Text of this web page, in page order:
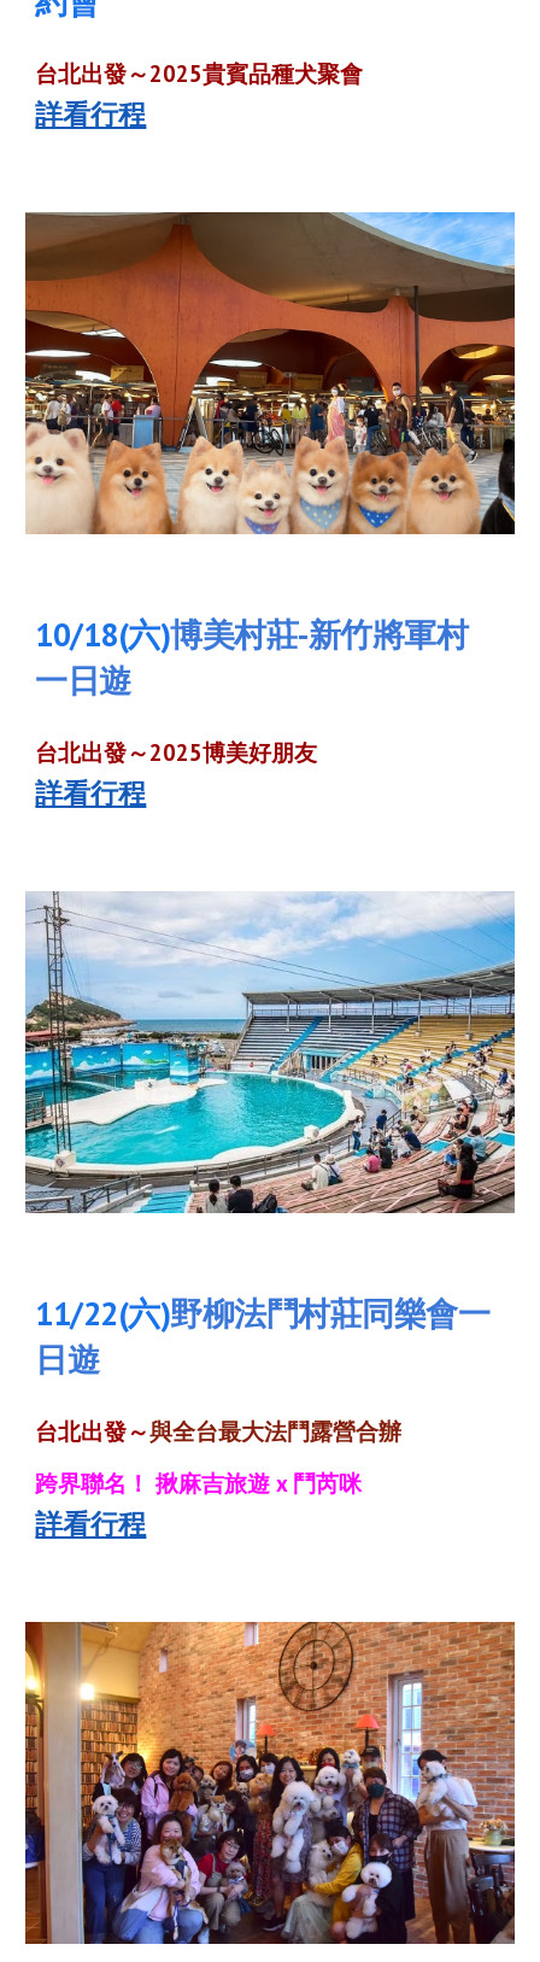
台北出發～2025貴賓品種犬聚會
詳看行程
10/18(六)博美村莊-新竹將軍村
一日遊
台北出發～2025博美好朋友
詳看行程
11/22(六)野柳法鬥村莊同樂會一
日遊
台北出發～與全台最大法鬥露營合辦
跨界聯名！ 揪麻吉旅遊 x 鬥芮咪
詳看行程